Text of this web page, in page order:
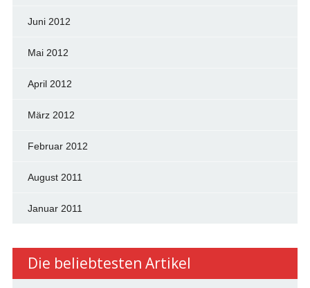
Juni 2012
Mai 2012
April 2012
März 2012
Februar 2012
August 2011
Januar 2011
Die beliebtesten Artikel